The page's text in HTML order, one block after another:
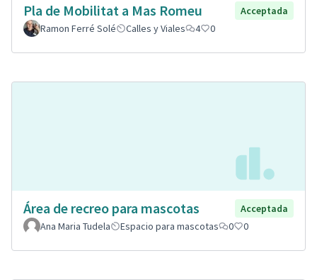
Pla de Mobilitat a Mas Romeu
Acceptada
Ramon Ferré Solé
Calles y Viales 4 0
Área de recreo para mascotas
Acceptada
Ana Maria Tudela
Espacio para mascotas 0 0